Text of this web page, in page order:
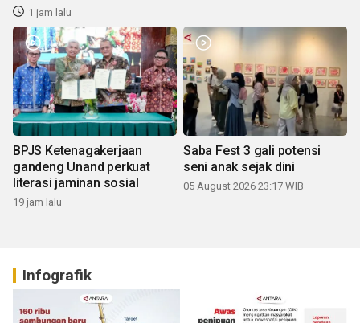
1 jam lalu
BPJS Ketenagakerjaan
gandeng Unand perkuat
literasi jaminan sosial
19 jam lalu
Saba Fest 3 gali potensi
seni anak sejak dini
05 August 2026 23:17 WIB
Infografik